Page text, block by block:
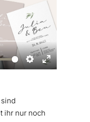
ihr nur noch